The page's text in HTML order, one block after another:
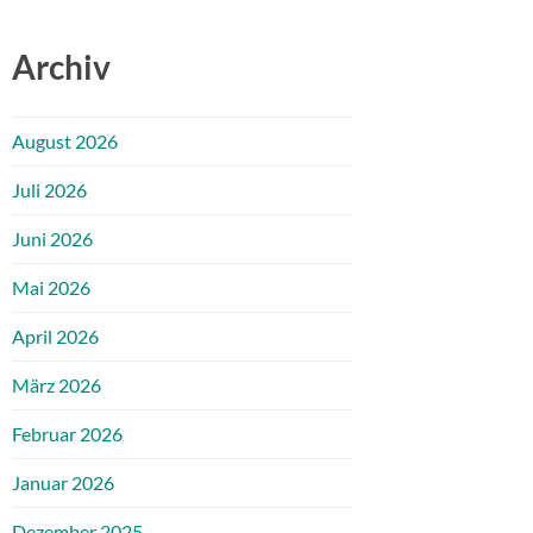
Archiv
August 2026
Juli 2026
Juni 2026
Mai 2026
April 2026
März 2026
Februar 2026
Januar 2026